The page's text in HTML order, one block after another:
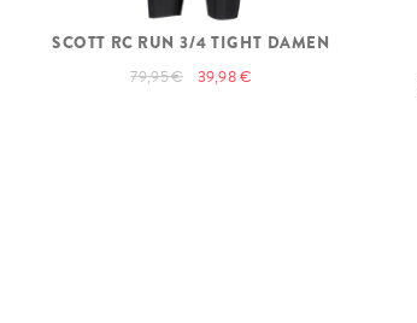
SCOTT RC RUN 3/4 TIGHT DAMEN
79,95 € 39,98 €